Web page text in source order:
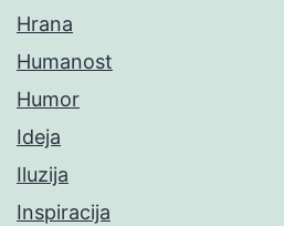
Hrana
Humanost
Humor
Ideja
Iluzija
Inspiracija